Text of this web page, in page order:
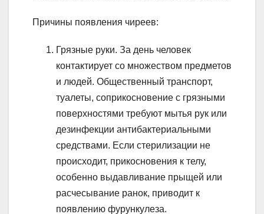
Причины появления чиреев:
Грязные руки. За день человек
контактирует со множеством предметов
и людей. Общественный транспорт,
туалеты, соприкосновение с грязными
поверхностями требуют мытья рук или
дезинфекции антибактериальными
средствами. Если стерилизации не
происходит, прикосновения к телу,
особенно выдавливание прыщей или
расчесывание ранок, приводит к
появлению фурункулеза.